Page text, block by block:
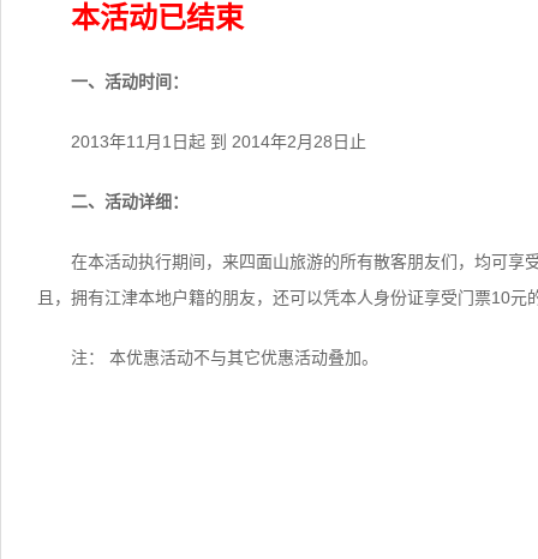
本活动已结束
一、活动时间：
2013年11月1日起 到 2014年2月28日止
二、活动详细：
在本活动执行期间，来四面山旅游的所有散客朋友们，均可享
且，拥有江津本地户籍的朋友，还可以凭本人身份证享受门票10元
注： 本优惠活动不与其它优惠活动叠加。